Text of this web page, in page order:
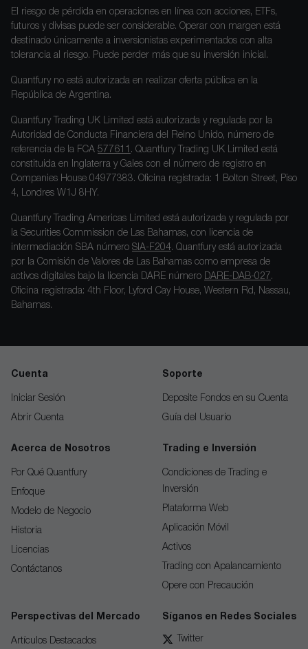
El riesgo de pérdida en operaciones en línea con acciones, ETFs,
futuros y divisas puede ser considerable. Operar con margen está
destinado únicamente a inversionistas experimentados con alta
tolerancia al riesgo. Puede perder más que su inversión inicial.
Quantfury no está autorizada en realizar oferta pública en la
República de Argentina.
Quantfury Trading UK Limited está autorizada y regulada por la
Autoridad de Conducta Financiera del Reino Unido, número de
referencia de la FCA 577611 . Quantfury Trading UK Limited está
constituida en Inglaterra y Gales con el número de registro en
Companies House 04977383. Oficina registrada: 1 Bolton Street, Piso
4, Londres W1J 8HY.
Quantfury Trading Americas Limited está autorizada y regulada por
la Securities Commission de Las Bahamas, con licencia de
intermediación SBA número SIA-F204. Quantfury está autorizada
por la Comisión de Valores de Las Bahamas como empresa de
activos digitales bajo la licencia DARE número DARE-DAB-027 .
Oficina registrada: 4th Floor, Lyford Cay House, Western Rd, Nassau,
Bahamas.
Cuenta
Iniciar Sesión
Abrir Cuenta
Soporte
Deposite Fondos en su Cuenta
Guía del Usuario
Acerca de Nosotros
Por Qué Quantfury
Enfoque
Modelo de Negocio
Historia
Licencias
Contáctanos
Trading e Inversión
Condiciones de Trading e
Inversión
Plataforma Web
Aplicación Móvil
Activos
Trading con Apalancamiento
Opere con Precaución
Perspectivas del Mercado
Artículos Destacados
Síganos en Redes Sociales
Twitter